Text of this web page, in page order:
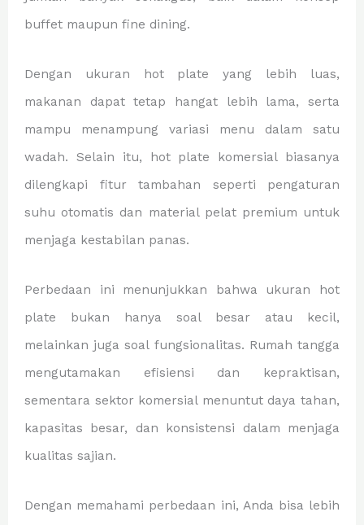
buffet maupun fine dining.
Dengan ukuran hot plate yang lebih luas,
makanan dapat tetap hangat lebih lama, serta
mampu menampung variasi menu dalam satu
wadah. Selain itu, hot plate komersial biasanya
dilengkapi fitur tambahan seperti pengaturan
suhu otomatis dan material pelat premium untuk
menjaga kestabilan panas.
Perbedaan ini menunjukkan bahwa ukuran hot
plate bukan hanya soal besar atau kecil,
melainkan juga soal fungsionalitas. Rumah tangga
mengutamakan efisiensi dan kepraktisan,
sementara sektor komersial menuntut daya tahan,
kapasitas besar, dan konsistensi dalam menjaga
kualitas sajian.
Dengan memahami perbedaan ini, Anda bisa lebih